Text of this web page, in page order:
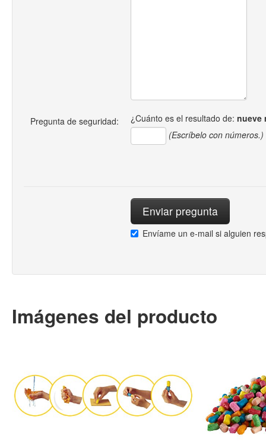
Pregunta de seguridad: ¿Cuánto es el resultado de: nueve
(Escríbelo con números.)
Envíame un e-mail si alguien
Imágenes del producto